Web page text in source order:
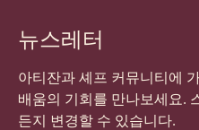
뉴스레터
아티잔과 셰프 커뮤니티에
배움의 기회를 만나보세요.
든지 변경할 수 있습니다.